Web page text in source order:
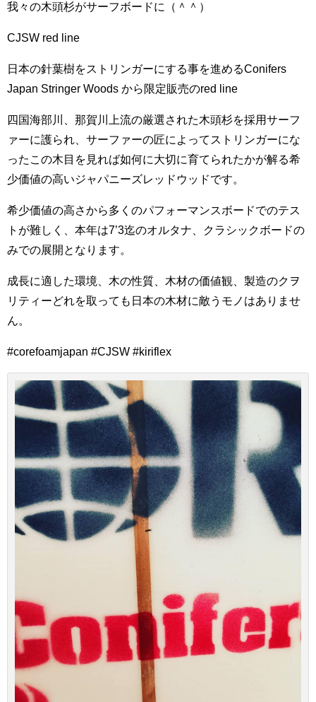
我々の木頭杉がサーフボードに（＾＾）
CJSW red line
日本の針葉樹をストリンガーにする事を進めるConifers
Japan Stringer Woods から限定販売のred line
四国海部川、那賀川上流の厳選された木頭杉を採用サーフ
ァーに護られ、サーファーの匠によってストリンガーにな
ったこの木目を見れば如何に大切に育てられたかが解る希
少価値の高いジャパニーズレッドウッドです。
希少価値の高さから多くのパフォーマンスボードでのテス
トが難しく、本年は7’3迄のオルタナ、クラシックボードの
みでの展開となります。
成長に適した環境、木の性質、木材の価値観、製造のクヲ
リティーどれを取っても日本の木材に敵うモノはありませ
ん。
#corefoamjapan #CJSW #kiriflex